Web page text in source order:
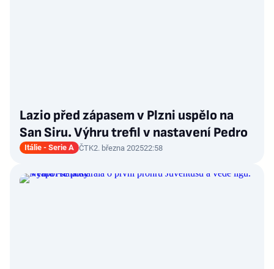
Lazio před zápasem v Plzni uspělo na
San Siru. Výhru trefil v nastavení Pedro
Itálie - Serie A ČTK2. března 202522:58